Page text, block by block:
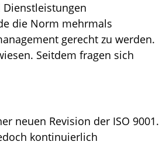
die Norm mehrmals
gerecht zu werden.
Seitdem fragen sich
neuen Revision der ISO 9001.
kontinuierlich